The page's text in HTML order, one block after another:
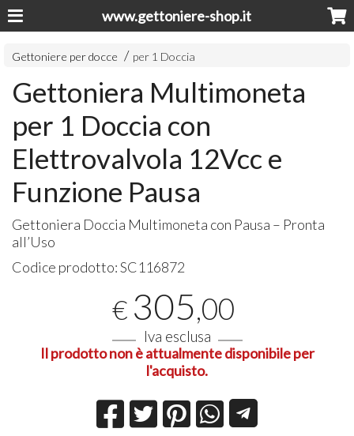
www.gettoniere-shop.it
Gettoniere per docce per 1 Doccia
Gettoniera Multimoneta
per 1 Doccia con
Elettrovalvola 12Vcc e
Funzione Pausa
Gettoniera Doccia Multimoneta con Pausa – Pronta
all’Uso
Codice prodotto:SC116872
€ 305,00
Iva esclusa
Il prodotto non è attualmente disponibile per
l'acquisto.